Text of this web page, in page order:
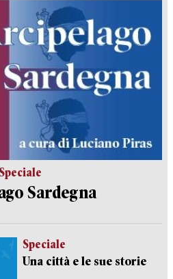
Speciale
Sardegna
Speciale
Una città e le sue storie